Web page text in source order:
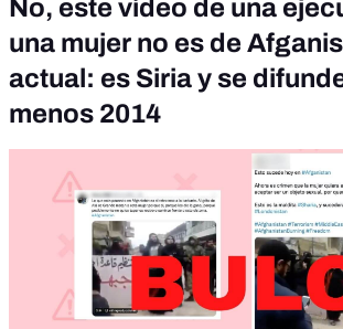
No, este vídeo de una
una mujer no es de
actual: es Siria y se
menos 2014